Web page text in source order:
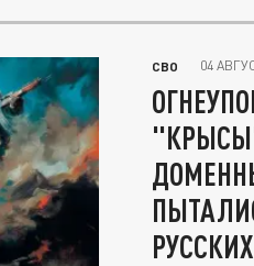
СВО 04